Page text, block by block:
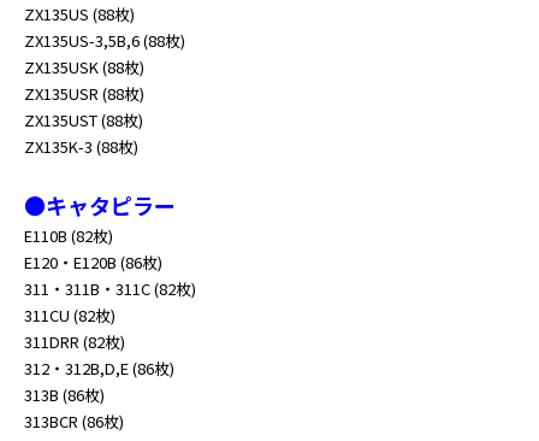
ZX135US (88枚)
ZX135US-3,5B,6 (88枚)
ZX135USK (88枚)
ZX135USR (88枚)
ZX135UST (88枚)
ZX135K-3 (88枚)
●キャタピラー
E110B (82枚)
E120・E120B (86枚)
311・311B・311C (82枚)
311CU (82枚)
311DRR (82枚)
312・312B,D,E (86枚)
313B (86枚)
313BCR (86枚)